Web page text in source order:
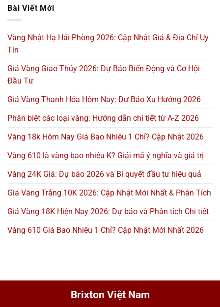
Bài Viết Mới
Vàng Nhật Hạ Hải Phòng 2026: Cập Nhật Giá & Địa Chỉ Uy
Tín
Giá Vàng Giao Thủy 2026: Dự Báo Biến Động và Cơ Hội
Đầu Tư
Giá Vàng Thanh Hóa Hôm Nay: Dự Báo Xu Hướng 2026
Phân biệt các loại vàng: Hướng dẫn chi tiết từ A-Z 2026
Vàng 18k Hôm Nay Giá Bao Nhiêu 1 Chỉ? Cập Nhật 2026
Vàng 610 là vàng bao nhiêu K? Giải mã ý nghĩa và giá trị
Vàng 24K Giá: Dự báo 2026 và Bí quyết đầu tư hiệu quả
Giá Vàng Trắng 10K 2026: Cập Nhật Mới Nhất & Phân Tích
Giá Vàng 18K Hiện Nay 2026: Dự báo và Phân tích Chi tiết
Vàng 610 Giá Bao Nhiêu 1 Chỉ? Cập Nhật Mới Nhất 2026
Brixton Việt Nam